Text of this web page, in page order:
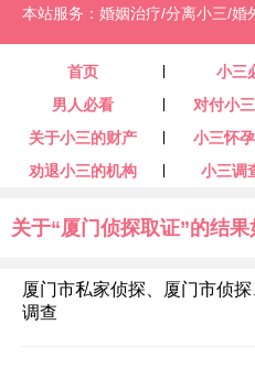
首页 小三
男人必看
对付小
关于小三的财产
小三怀
劝退小三的机构
小三调
本站服务：婚姻治疗/分离小三/婚
关于“厦门侦探取证”的结果
厦门市私家侦探、厦门市侦
调查